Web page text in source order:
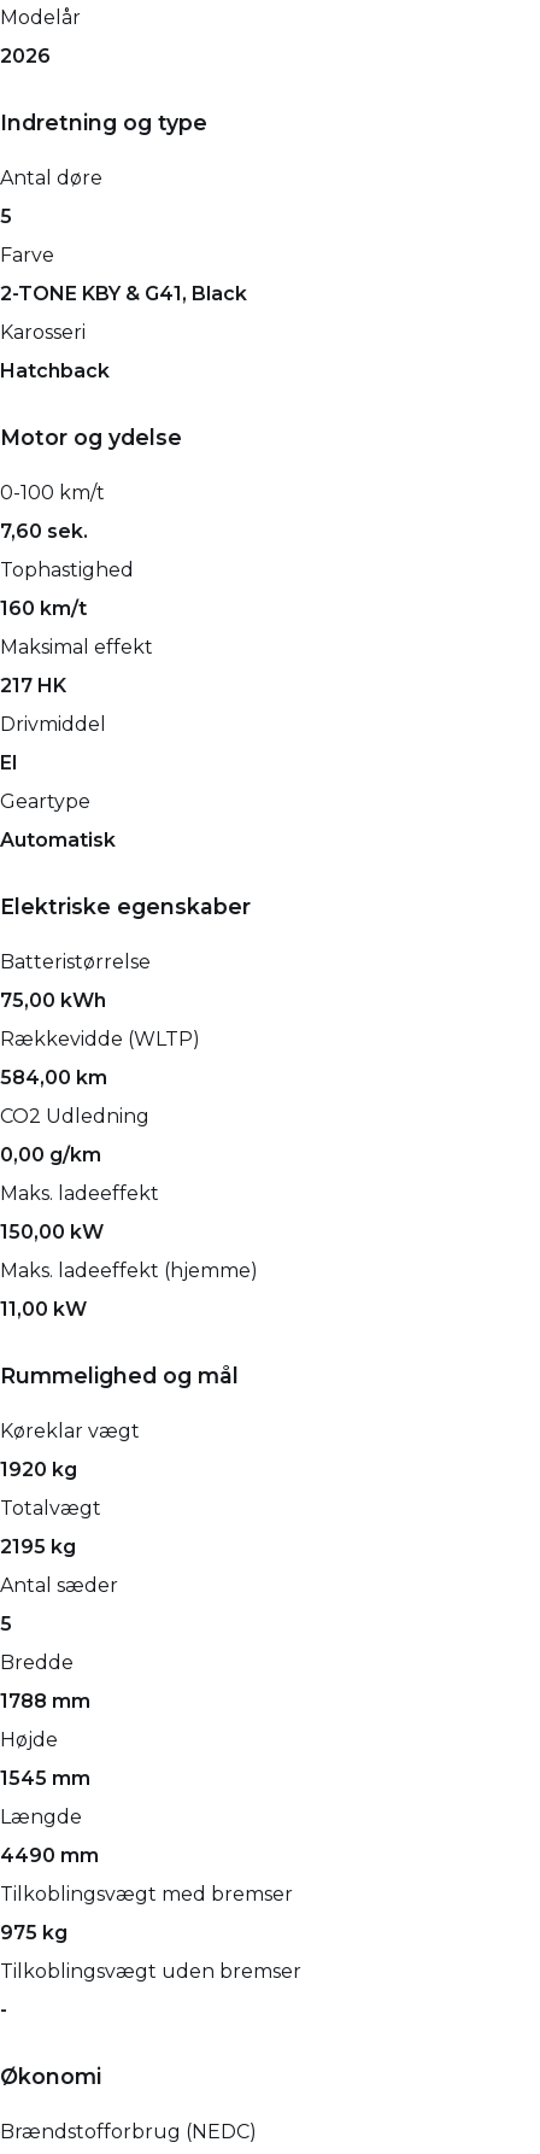
Modelår
2026
Indretning og type
Antal døre
5
Farve
2-TONE KBY & G41, Black
Karosseri
Hatchback
Motor og ydelse
0-100 km/t
7,60 sek.
Tophastighed
160 km/t
Maksimal effekt
217 HK
Drivmiddel
El
Geartype
Automatisk
Elektriske egenskaber
Batteristørrelse
75,00 kWh
Rækkevidde (WLTP)
584,00 km
CO2 Udledning
0,00 g/km
Maks. ladeeffekt
150,00 kW
Maks. ladeeffekt (hjemme)
11,00 kW
Rummelighed og mål
Køreklar vægt
1920 kg
Totalvægt
2195 kg
Antal sæder
5
Bredde
1788 mm
Højde
1545 mm
Længde
4490 mm
Tilkoblingsvægt med bremser
975 kg
Tilkoblingsvægt uden bremser
-
Økonomi
Brændstofforbrug (NEDC)